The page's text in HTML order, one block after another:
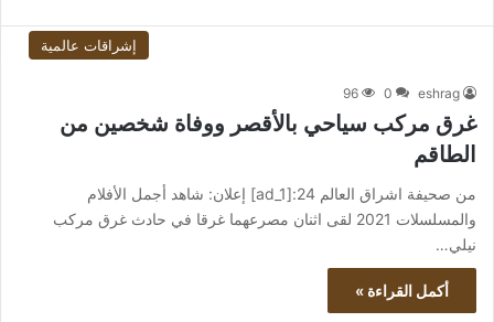
إشراقات عالمية
eshrag
0
96
غرق مركب سياحي بالأقصر ووفاة شخصين من
الطاقم
من صحيفة اشراق العالم 24:[ad_1] إعلان: شاهد أجمل الأفلام
والمسلسلات 2021 لقى اثنان مصرعهما غرقا في حادث غرق مركب
نيلي…
أكمل القراءة »